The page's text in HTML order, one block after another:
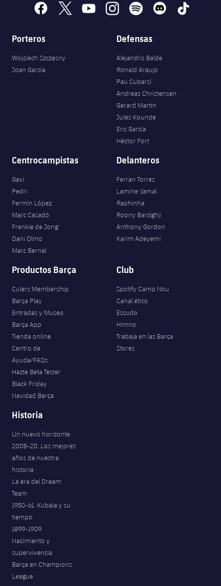
facebook
x youtubeinstagramspotify discord tiktok
Porteros
Wojciech Szczęsny
Joan Garcia
Defensas
Alejandro Balde
Ronald Araujo
Pau Cubarsí
Andreas Christensen
Gerard Martín
Jules Kounde
Eric García
Héctor Fort
Centrocampistas
Gavi
Pedri
Fermín López
Marc Casadó
Frenkie de Jong
Dani Olmo
Marc Bernal
Delanteros
Ferran Torres
Lamine Yamal
Raphinha
Roony Bardghji
Anthony Gordon
Karim Adeyemi
Productos Barça
Culers Membership
Barça Play
Entradas y Museo
Barça App
Tienda online
Centro de
Ayuda/FAQs
Hazte Beta Tester
Black Friday
Navidad Barça
Club
Spotify Camp Nou
Canal ético
Escudo
Himno
Trabaja en las Barça
Stores
Historia
Un nuevo horizonte
2008-20. Los mejores
años de nuestra
historia
La era del Dream
Team
1950-61. Kubala y su
tiempo
1899-1909.
Nacimiento y
supervivencia
Barça en Champions
League